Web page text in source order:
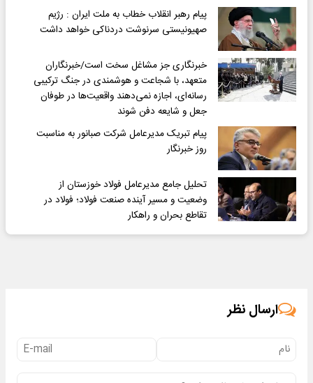
پیام رهبر انقلاب خطاب به ملت ایران : رژیم
صهیونیستی سرنوشت دردناکی خواهد داشت
خبرنگاری جز مشاغل سخت است/خبرنگاران
متعهد، با شجاعت و هوشمندی در جنگ ترکیبی
رسانه‌ای، اجازه نمی‌دهند واقعیت‌ها در طوفان
جعل و شایعه دفن شوند
پیام تبریک مدیرعامل شرکت صبانور به مناسبت
روز خبرنگار
تحلیل جامع مدیرعامل فولاد خوزستان از
وضعیت و مسیر آینده صنعت فولاد؛ فولاد در
تقاطع بحران و راهکار
ارسال نظر